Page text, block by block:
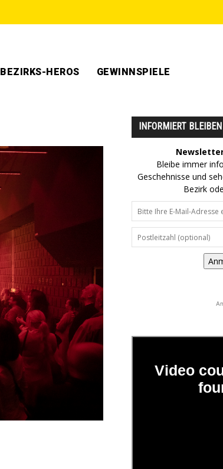
BEZIRKS-HEROS GEWINNSPIELE
INFORMIERT BLEIBEN
Bleibe immer
Geschehnisse und
Bezirk